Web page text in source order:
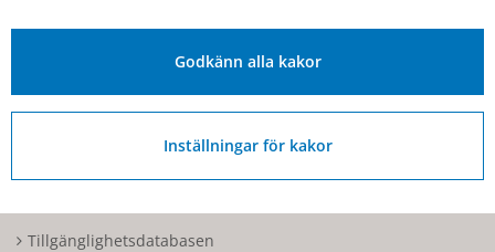
Organisationsnummer: 212000-1728
Om Hjo och webbplatsen
Tillgänglighetsdatabasen
Godkänn alla kakor
Inställningar för kakor